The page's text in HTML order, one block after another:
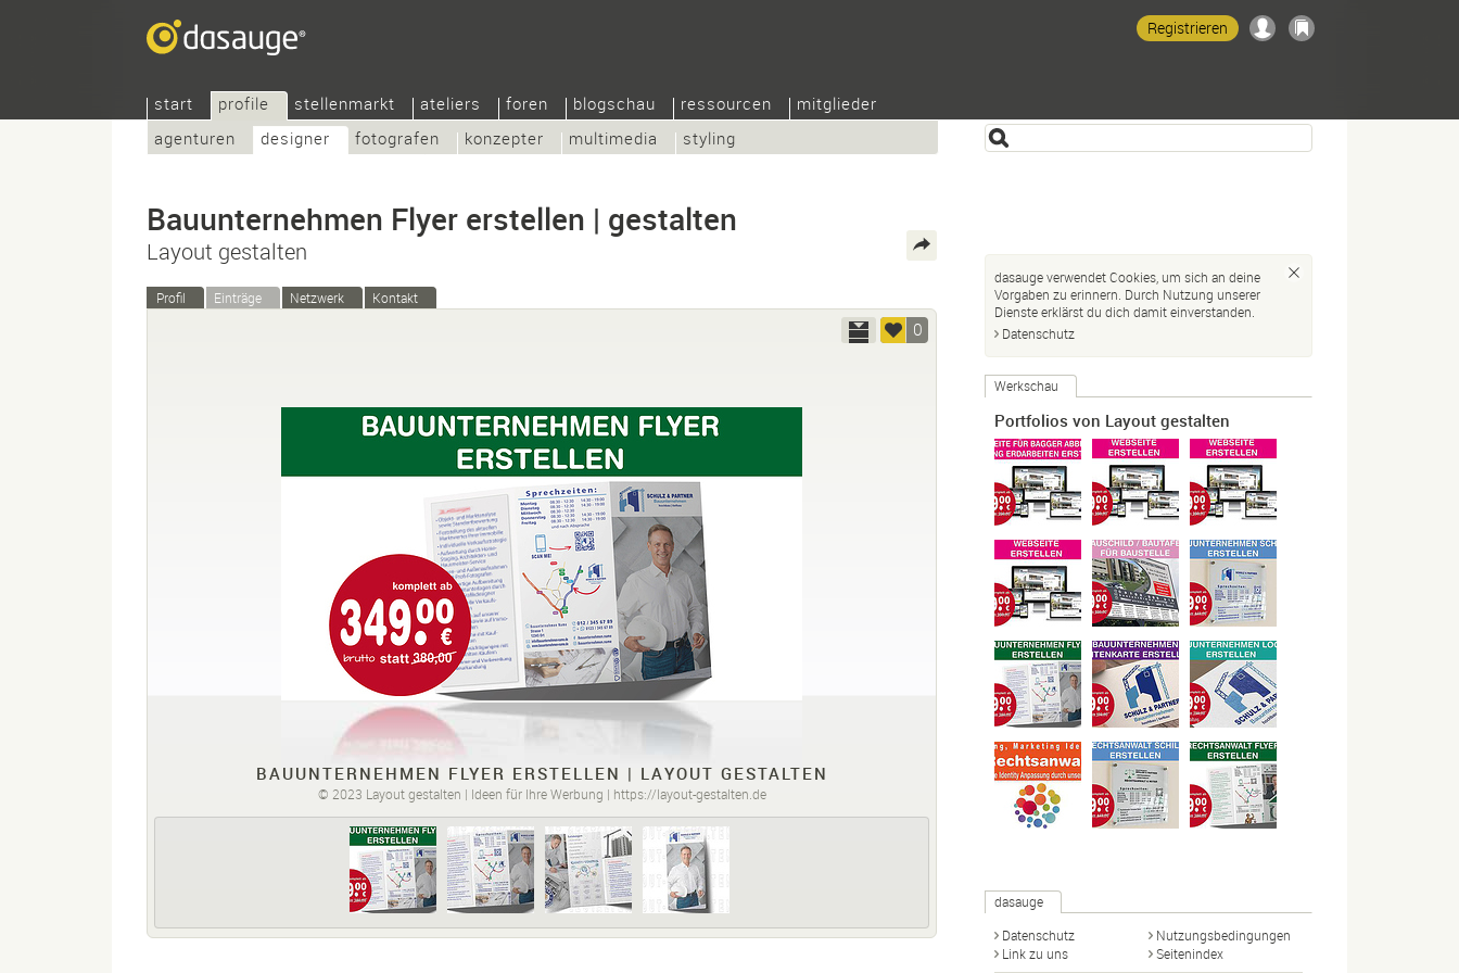
start
profile
agenturen
designer fotografen konzepter multimedia styling
stellenmarkt ateliers foren blogschau ressourcen mitglieder
Registrieren
Bauunternehmen Flyer erstellen | gestalten
Layout gestalten
Profil Einträge Netzwerk Kontakt
BAUUNTERNEHMEN FLYER ERSTELLEN | LAYOUT GESTALTEN
© 2023 Layout gestalten | Ideen für Ihre Werbung | https://layout-gestalten.de
0
dasauge verwendet Cookies, um sich an deine
Vorgaben zu erinnern. Durch Nutzung unserer
Dienste erklärst du dich damit einverstanden.
Datenschutz
Werkschau
Portfolios von Layout gestalten
dasauge
Datenschutz
Nutzungsbedingungen
Link zu uns
Seitenindex